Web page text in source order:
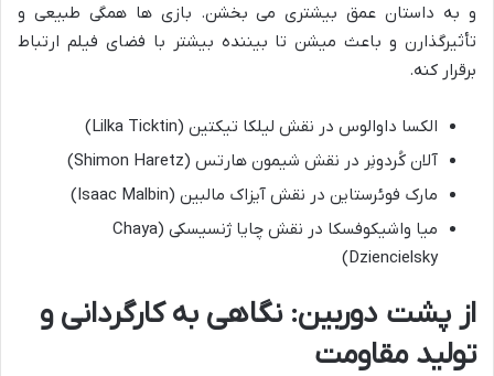
و به داستان عمق بیشتری می بخشن. بازی ها همگی طبیعی و
تأثیرگذارن و باعث میشن تا بیننده بیشتر با فضای فیلم ارتباط
برقرار کنه.
الکسا داوالوس در نقش لیلکا تیکتین (Lilka Ticktin)
آلان کُردونِر در نقش شیمون هارتس (Shimon Haretz)
مارک فوئرستاین در نقش آیزاک مالبین (Isaac Malbin)
میا واشیکوفسکا در نقش چایا ژنسیسکی (Chaya
Dziencielsky)
از پشت دوربین: نگاهی به کارگردانی و
تولید مقاومت